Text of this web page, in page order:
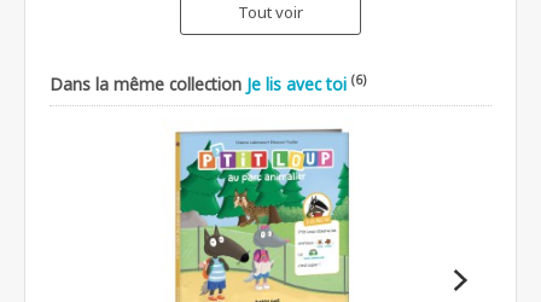
Tout voir
Dans la même collection Je lis avec toi (6)